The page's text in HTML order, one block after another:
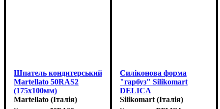
Шпатель кондитерський
Martellato 50RAS2
(175x100мм)
Martellato (Італія)
Силіконова форма
"гарбуз" Silikomart
DELICA
(d67мм,h50мм,100мл)
Silikomart (Італія)